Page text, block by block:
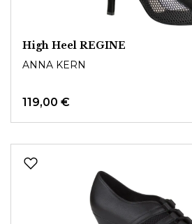
High Heel REGINE
ANNA KERN
119,00 €